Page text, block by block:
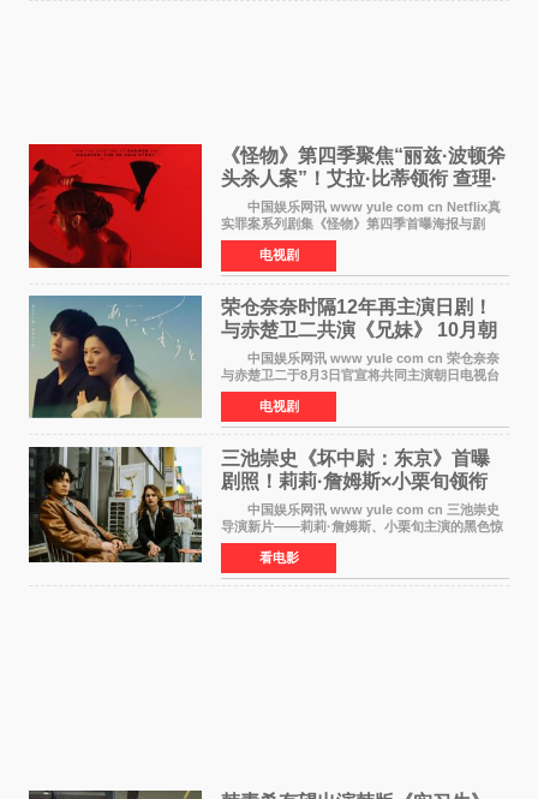
《怪物》第四季聚焦“丽兹·波顿斧
头杀人案”！艾拉·比蒂领衔 查理·
汉纳姆、莎拉·保
中国娱乐网讯 www yule com cn Netflix真
实罪案系列剧集《怪物》第四季首曝海报与剧
照，聚焦鹅妈妈童谣亦有记载的著名血腥杀人案
——丽兹·波顿砍死生父与继母案。 本季由艾
拉·比蒂饰
电视剧
荣仓奈奈时隔12年再主演日剧！
与赤楚卫二共演《兄妹》 10月朝
日新档开播
中国娱乐网讯 www yule com cn 荣仓奈奈
与赤楚卫二于8月3日官宣将共同主演朝日电视台
日剧《兄妹》（10月开播，每周六晚10点播
出）。这也是荣仓奈奈继TBS剧集《为了N》之
后，暌违12年再度担
电视剧
三池崇史《坏中尉：东京》首曝
剧照！莉莉·詹姆斯×小栗旬领衔
黑色惊悚再升级
中国娱乐网讯 www yule com cn 三池崇史
导演新片——莉莉·詹姆斯、小栗旬主演的黑色惊
悚电影《坏中尉：东京》首曝剧照。继阿贝尔·费
拉拉&times;哈威·凯特尔的1992年《坏中尉》和
沃纳·赫
看电影